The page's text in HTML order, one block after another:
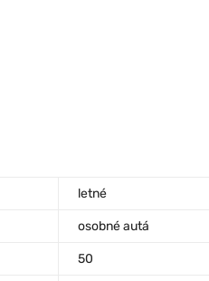
letné
osobné autá
50